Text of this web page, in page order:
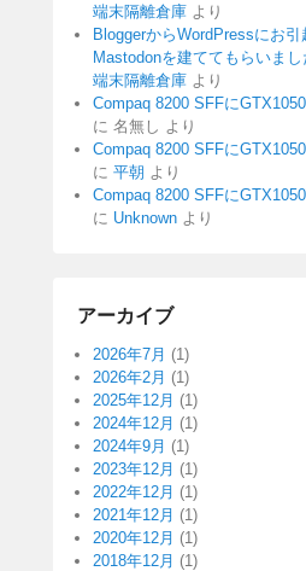
端末隔離倉庫 より
BloggerからWordPressにお引
Mastodonを建ててもらいま
端末隔離倉庫 より
Compaq 8200 SFFに
に 名無し より
Compaq 8200 SFFに
に 平朝 より
Compaq 8200 SFFに
に Unknown より
アーカイブ
2026年7月 (1)
2026年2月 (1)
2025年12月 (1)
2024年12月 (1)
2024年9月 (1)
2023年12月 (1)
2022年12月 (1)
2021年12月 (1)
2020年12月 (1)
2018年12月 (1)